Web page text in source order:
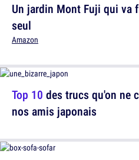
Top 10 des trucs qu'on ne
nos amis japonais
Un jardin Mont Fuji qui va
seul
Amazon